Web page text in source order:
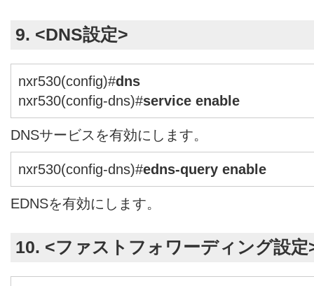
9. <DNS設定>
nxr530(config)#dns
nxr530(config-dns)#service enable
DNSサービスを有効にします。
nxr530(config-dns)#edns-query enable
EDNSを有効にします。
10. <ファストフォワーディング設定